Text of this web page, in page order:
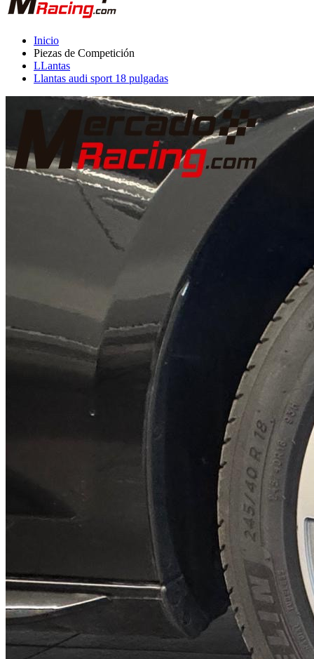
Inicio
Piezas de Competición
LLantas
Llantas audi sport 18 pulgadas